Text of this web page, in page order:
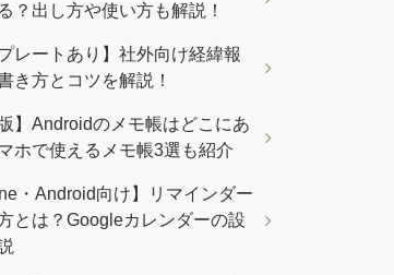
？出し方や使い方も解説！
プレートあり】社外向け経緯報
き方とコツを解説！
版】Androidのメモ帳はどこにあ
ホで使えるメモ帳3選も紹介
・Android向け】リマインダー
とは？Googleカレンダーの設